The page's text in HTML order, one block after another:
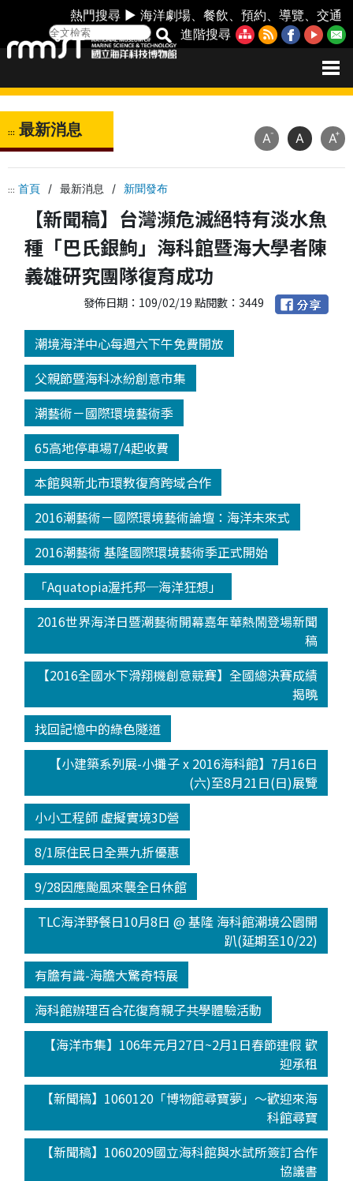
熱門搜尋 ►海洋劇場 、餐飲 、預約 、導覽 、交通
進階搜尋
::: 最新消息
::: 首頁 / 最新消息 / 新聞發布
A- A A+
【新聞稿】台灣瀕危滅絕特有淡水魚
種「巴氏銀鮈」海科館暨海大學者陳
義雄研究團隊復育成功
發佈日期：109/02/19 點閱數：3449
潮境海洋中心每週六下午免費開放
父親節暨海科冰紛創意市集
潮藝術－國際環境藝術季
65高地停車場7/4起收費
本館與新北市環教復育跨域合作
2016潮藝術－國際環境藝術論壇：海洋未來式
2016潮藝術 基隆國際環境藝術季正式開始
「Aquatopia渥托邦─海洋狂想」
2016世界海洋日暨潮藝術開幕嘉年華熱鬧登場新聞
稿
【2016全國水下滑翔機創意競賽】全國總決賽成績
揭曉
找回記憶中的綠色隧道
【小建築系列展-小攤子 x 2016海科館】7月16日
(六)至8月21日(日)展覽
小小工程師 虛擬實境3D營
8/1原住民日全票九折優惠
9/28因應颱風來襲全日休館
TLC海洋野餐日10月8日 @ 基隆 海科館潮境公園開
趴(延期至10/22)
有膽有識-海膽大驚奇特展
海科館辦理百合花復育親子共學體驗活動
【海洋市集】106年元月27日~2月1日春節連假 歡
迎承租
【新聞稿】1060120「博物館尋寶夢」～歡迎來海
科館尋寶
【新聞稿】1060209國立海科館與水試所簽訂合作
協議書